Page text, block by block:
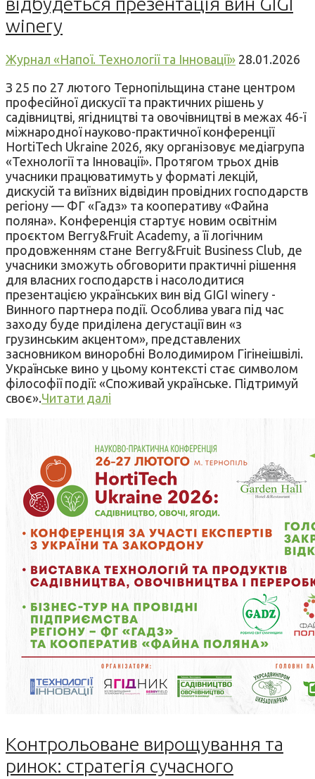
winery
Журнал «Напої. Технології та Інновації» 28.01.2026
З 25 по 27 лютого Тернопільщина стане центром
професійної дискусії та практичних рішень у
садівництві, ягідництві та овочівництві в межах 46-ї
міжнародної науково-практичної конференції
HortiTech Ukraine 2026, яку організовує медіагрупа
«Технології та Інновації». Протягом трьох днів
учасники працюватимуть у форматі лекцій,
дискусій та виїзних відвідин провідних господарств
регіону — ФГ «Гадз» та кооперативу «Файна
поляна». Конференція стартує новим освітнім
проєктом Berry&Fruit Academy, а її логічним
продовженням стане Berry&Fruit Business Club, де
учасники зможуть обговорити практичні рішення
для власних господарств і насолодитися
презентацією українських вин від GIGI winery -
Винного партнера події. Особлива увага під час
заходу буде приділена дегустації вин «з
грузинським акцентом», представлених
засновником виноробні Володимиром Гігінеішвілі.
Українське вино у цьому контексті стає символом
філософії події: «Споживай українське. Підтримуй
своє».Читати далі
Контрольоване вирощування та
ринок: стратегія сучасного